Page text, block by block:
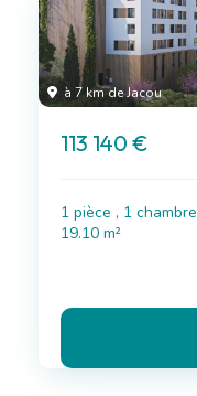
à 7 km de Jacou
113 140 €
1 pièce , 1 chambre
19.10 m²